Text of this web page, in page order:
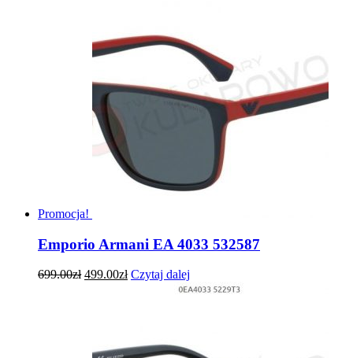
Promocja!
Emporio Armani EA 4033 532587
699.00zł 499.00zł Czytaj dalej